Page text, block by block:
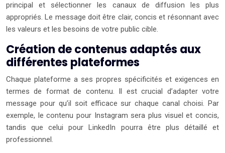
principal et sélectionner les canaux de diffusion les plus
appropriés. Le message doit être clair, concis et résonnant avec
les valeurs et les besoins de votre public cible.
Création de contenus adaptés aux
différentes plateformes
Chaque plateforme a ses propres spécificités et exigences en
termes de format de contenu. Il est crucial d’adapter votre
message pour qu’il soit efficace sur chaque canal choisi. Par
exemple, le contenu pour Instagram sera plus visuel et concis,
tandis que celui pour LinkedIn pourra être plus détaillé et
professionnel.